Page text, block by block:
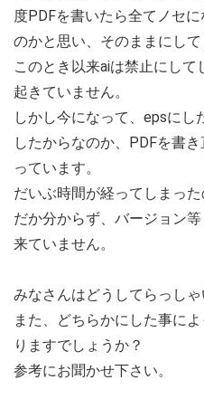
度PDFを書いたら全てノセ
のかと思い、そのままにして
このとき以来aiは禁止にし
起きていません。
しかし今になって、epsにし
したからなのか、PDFを書
っています。
だいぶ時間が経ってしまっ
だか分からず、バージョン
来ていません。
みなさんはどうしてらっしゃ
また、どちらかにした事に
りますでしょうか？
参考にお聞かせ下さい。